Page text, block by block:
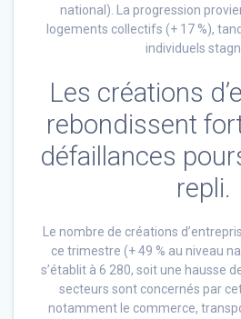
national). La progression
logements collectifs (+ 17 %),
individuels
Les créations
rebondissent
défaillances
repli.
Le nombre de créations
ce trimestre (+ 49 % au niveau
s’établit à 6 280, soit une hausse
secteurs sont concernés par
notamment le commerce,